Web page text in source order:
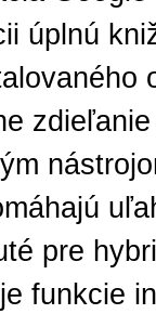
úplnú
pre
funkcie